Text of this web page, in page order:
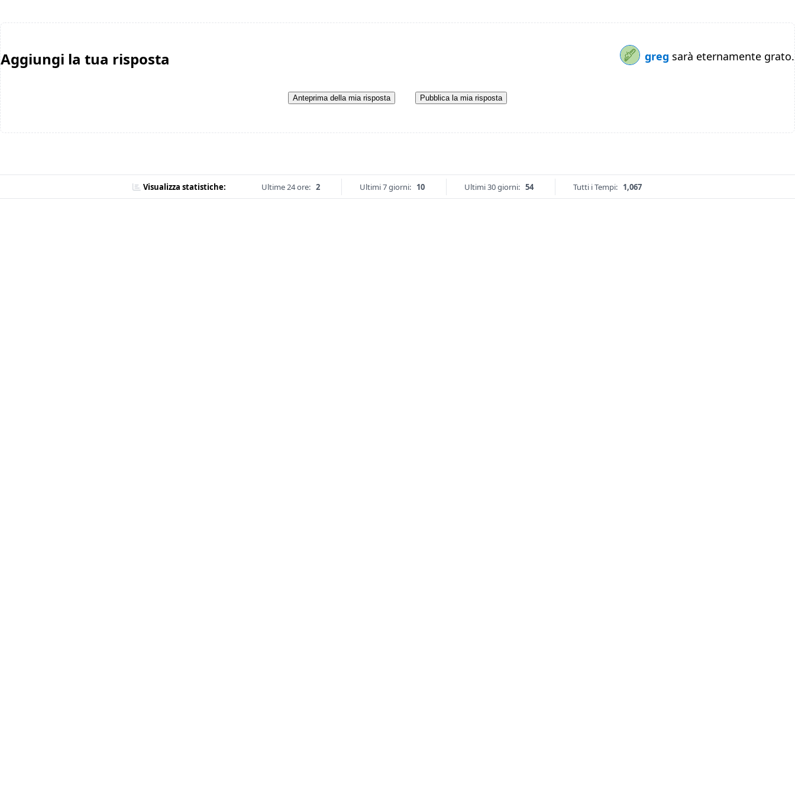
Aggiungi la tua risposta greg sarà eternamente grato.
Anteprima della mia risposta Pubblica la mia risposta
Visualizza statistiche: Ultime 24 ore: 2 Ultimi 7 giorni: 10 Ultimi 30 giorni: 54 Tutti i Tempi: 1,067